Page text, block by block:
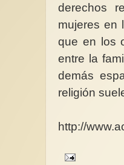
derechos
mujeres en
que en los
entre la
demás
religión
http://